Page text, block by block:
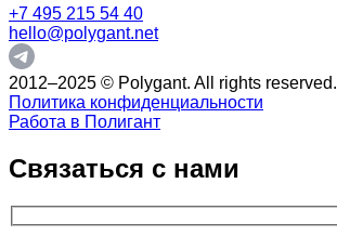
+7 495 215 54 40
hello@polygant.net
2012–2025 © Polygant. All rights reserved.
Политика конфиденциальности
Работа в Полигант
Связаться с нами